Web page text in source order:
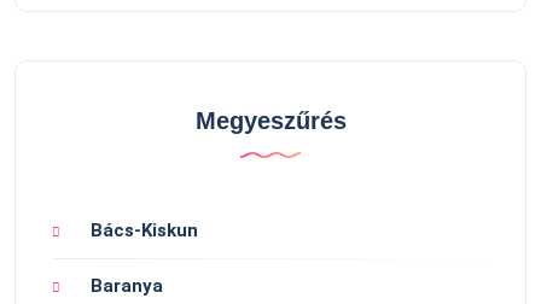
Megyeszűrés
Bács-Kiskun
Baranya